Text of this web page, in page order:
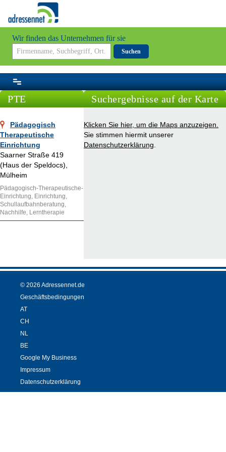
Wir finden das Unternehmen für sie
Suchen
PTE
Pädagogisch
Therapeutische
Einrichtung
Saarner Straße 419
(Haus der Speldocs),
Mülheim
Pädagogisch-Therapeutische-
Einrichtung, Einrichtung,
Schullaufbahnberatung,
Nachhilfe, Lerntherapie
Suchergebnisse auf der Karte
Klicken Sie hier, um die Maps anzuzeigen.
Sie stimmen hiermit unserer
Datenschutzerklärung
© 2026 Adressennet.de
Geschäftsbedingungen
AT
CH
NL
BE
Google My Business
Impressum
Datenschutzerklärung